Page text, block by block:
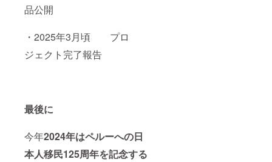
品公開
・2025年3月頃 プロ
ジェクト完了報告
最後に
今年2024年はペルーへの日
本人移民125周年を記念する